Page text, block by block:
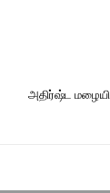
அதிர்ஷ்ட